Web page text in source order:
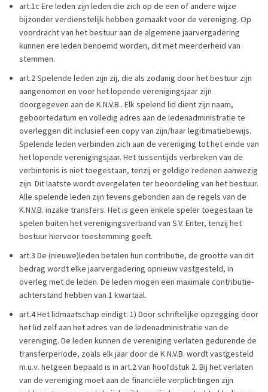
art.1c Ere leden zijn leden die zich op de een of andere wijze
bijzonder verdienstelijk hebben gemaakt voor de vereniging. Op
voordracht van het bestuur aan de algemene jaarvergadering
kunnen ere leden benoemd worden, dit met meerderheid van
stemmen.
art.2 Spelende leden zijn zij, die als zodanig door het bestuur zijn
aangenomen en voor het lopende verenigingsjaar zijn
doorgegeven aan de K.N.V.B.. Elk spelend lid dient zijn naam,
geboortedatum en volledig adres aan de ledenadministratie te
overleggen dit inclusief een copy van zijn/haar legitimatiebewijs.
Spelende leden verbinden zich aan de vereniging tot het einde van
het lopende verenigingsjaar. Het tussentijds verbreken van de
verbintenis is niet toegestaan, tenzij er geldige redenen aanwezig
zijn. Dit laatste wordt overgelaten ter beoordeling van het bestuur.
Alle spelende leden zijn tevens gebonden aan de regels van de
K.N.V.B. inzake transfers. Het is geen enkele speler toegestaan te
spelen buiten het verenigingsverband van S.V. Enter, tenzij het
bestuur hiervoor toestemming geeft.
art.3 De (nieuwe)leden betalen hun contributie, de grootte van dit
bedrag wordt elke jaarvergadering opnieuw vastgesteld, in
overleg met de leden. De leden mogen een maximale contributie-
achterstand hebben van 1 kwartaal.
art.4 Het lidmaatschap eindigt: 1) Door schriftelijke opzegging door
het lid zelf aan het adres van de ledenadministratie van de
vereniging. De leden kunnen de vereniging verlaten gedurende de
transferperiode, zoals elk jaar door de K.N.V.B. wordt vastgesteld
m.u.v. hetgeen bepaald is in art.2 van hoofdstuk 2. Bij het verlaten
van de vereniging moet aan de financiële verplichtingen zijn